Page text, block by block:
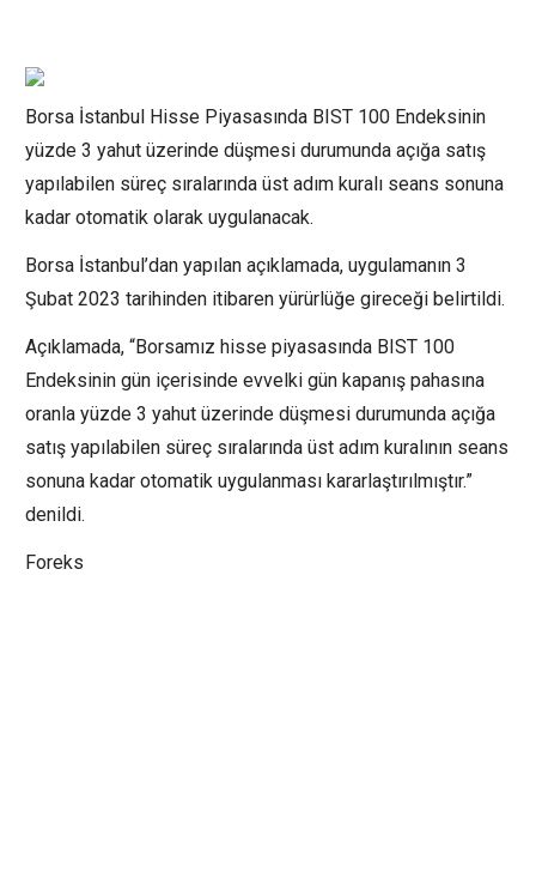
Borsa İstanbul Hisse Piyasasında BIST 100 Endeksinin
yüzde 3 yahut üzerinde düşmesi durumunda açığa satış
yapılabilen süreç sıralarında üst adım kuralı seans sonuna
kadar otomatik olarak uygulanacak.
Borsa İstanbul’dan yapılan açıklamada, uygulamanın 3
Şubat 2023 tarihinden itibaren yürürlüğe gireceği belirtildi.
Açıklamada, “Borsamız hisse piyasasında BIST 100
Endeksinin gün içerisinde evvelki gün kapanış pahasına
oranla yüzde 3 yahut üzerinde düşmesi durumunda açığa
satış yapılabilen süreç sıralarında üst adım kuralının seans
sonuna kadar otomatik uygulanması kararlaştırılmıştır.”
denildi.
Foreks